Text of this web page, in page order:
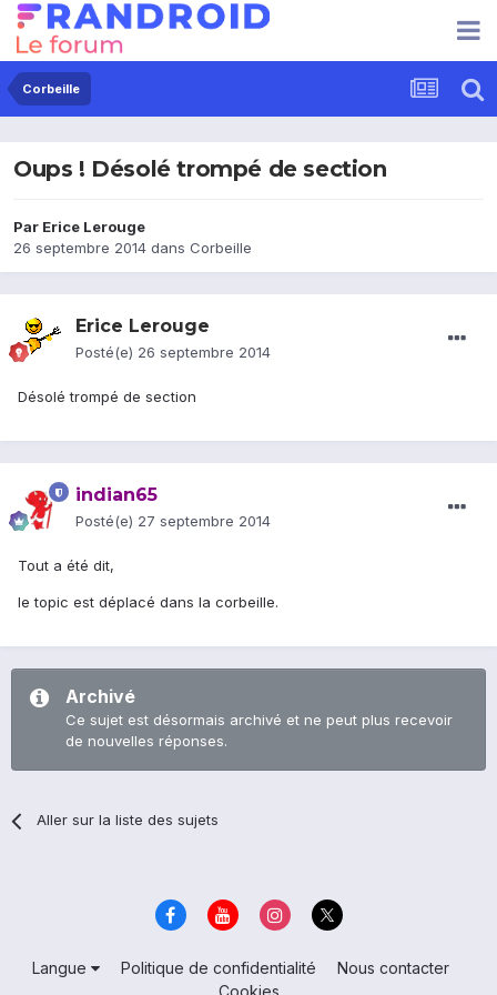
Corbeille
Oups ! Désolé trompé de section
Par Erice Lerouge
26 septembre 2014 dans Corbeille
Erice Lerouge
Posté(e) 26 septembre 2014
Désolé trompé de section
indian65
Posté(e) 27 septembre 2014
Tout a été dit,
le topic est déplacé dans la corbeille.
Archivé
Ce sujet est désormais archivé et ne peut plus recevoir
de nouvelles réponses.
Aller sur la liste des sujets
Langue Politique de confidentialité
Nous contacter
Cookies